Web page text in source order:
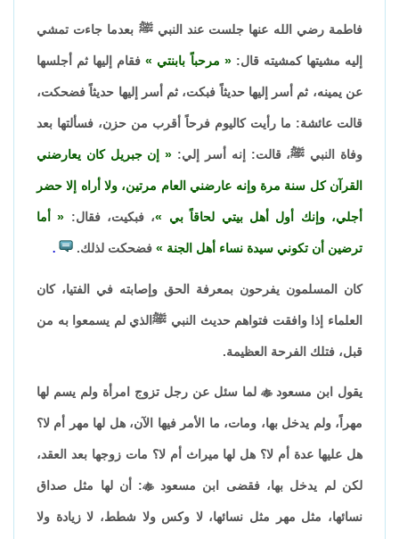
فاطمة رضي الله عنها جلست عند النبي ﷺ بعدما جاءت تمشي
إليه مشيتها كمشيته قال: مرحباً بابنتي فقام إليها ثم أجلسها
عن يمينه، ثم أسر إليها حديثاً فبكت، ثم أسر إليها حديثاً فضحكت،
قالت عائشة: ما رأيت كاليوم فرحاً أقرب من حزن، فسألتها بعد
وفاة النبي ﷺ، قالت: إنه أسر إلي: إن جبريل كان يعارضني
القرآن كل سنة مرة وإنه عارضني العام مرتين، ولا أراه إلا حضر
أجلي، وإنك أول أهل بيتي لحاقاً بي ، فبكيت، فقال: أما
ترضين أن تكوني سيدة نساء أهل الجنة فضحكت لذلك. .
كان المسلمون يفرحون بمعرفة الحق وإصابته في الفتيا، كان
العلماء إذا وافقت فتواهم حديث النبي ﷺالذي لم يسمعوا به من
قبل، فتلك الفرحة العظيمة.
يقول ابن مسعود لما سئل عن رجل تزوج امرأة ولم يسم لها
مهراً، ولم يدخل بها، ومات، ما الأمر فيها الآن، هل لها مهر أم لا؟
هل عليها عدة أم لا؟ هل لها ميراث أم لا؟ مات زوجها بعد العقد،
لكن لم يدخل بها، فقضى ابن مسعود: أن لها مثل صداق
نسائها، مثل مهر مثل نسائها، لا وكس ولا شطط، لا زيادة ولا